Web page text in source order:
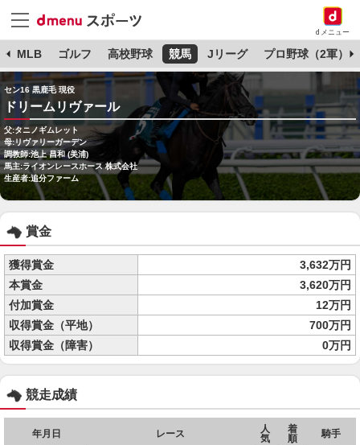
dメニュー
MLB ゴルフ 高校野球 競馬 Jリーグ プロ野球（2軍）
セン16 黒鹿毛 現役
ドリームリヴァール
父:タニノギムレット
母:リヴァリーガーデン
調教師:池上 昌和 (美浦)
馬主:ライオンレースホース 株式会社
生産者:追分ファーム
賞金
獲得賞金
3,632万円
本賞金
3,620万円
付加賞金
12万円
収得賞金（平地）
700万円
収得賞金（障害）
0万円
競走成績
年月日 レース
人
気
着
順
騎手